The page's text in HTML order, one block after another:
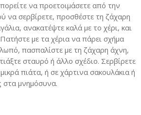
να προετοιμάσετε από την
να σερβίρετε, προσθέστε τη ζάχαρη
ανακατέψτε καλά με το χέρι, και
με τα χέρια να πάρει σχήμα
πασπαλίστε με τη ζάχαρη άχνη,
σταυρό ή άλλο σχέδιο. Σερβίρετε
πιάτα, ή σε χάρτινα σακουλάκια ή
στα μνημόσυνα.